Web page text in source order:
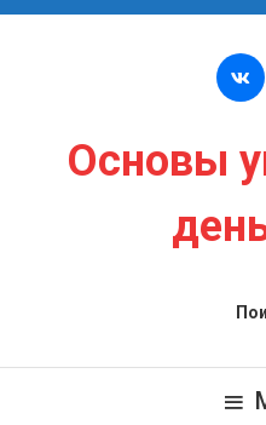
Перейти к содержимому
Основы